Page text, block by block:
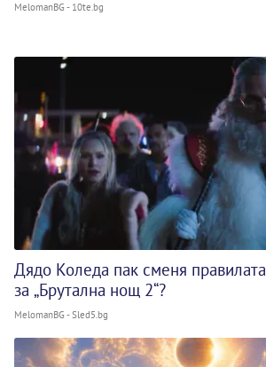
MelomanBG - 10te.bg
Дядо Коледа пак сменя
за „Брутална нощ 2“?
MelomanBG - Sled5.bg